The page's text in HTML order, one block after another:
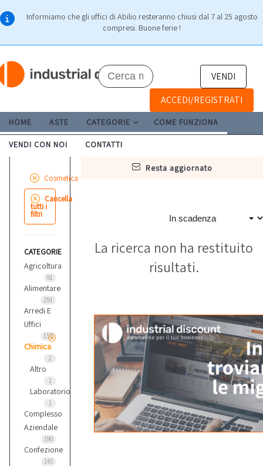
Informiamo che gli uffici di Abilio resteranno chiusi dal 7 al 25 agosto
compresi. Buone ferie !
VENDI
ACCEDI/REGISTRATI
HOME ASTE CATEGORIE COME FUNZIONA
VENDI CON NOI CONTATTI
resta aggiornato
Cosmetica
Cancella
tutti i
filtri
CATEGORIE
Agricoltura
91
Alimentare
291
Arredi E
Uffici
157
Chimica
2
Altro
1
Laboratorio
1
Complesso
Aziendale
190
Confezione
145
La ricerca non ha restituito
risultati.